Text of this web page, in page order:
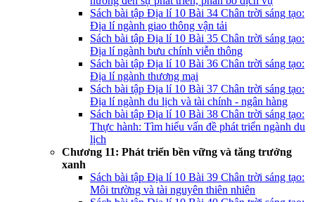
Sách bài tập Địa lí 10 Bài 34 Chân trời sáng tạo:
Địa lí ngành giao thông vận tải
Sách bài tập Địa lí 10 Bài 35 Chân trời sáng tạo:
Địa lí ngành bưu chính viễn thông
Sách bài tập Địa lí 10 Bài 36 Chân trời sáng tạo:
Địa lí ngành thương mại
Sách bài tập Địa lí 10 Bài 37 Chân trời sáng tạo:
Địa lí ngành du lịch và tài chính - ngân hàng
Sách bài tập Địa lí 10 Bài 38 Chân trời sáng tạo:
Thực hành: Tìm hiểu vấn đề phát triển ngành du
lịch
Chương 11: Phát triển bền vững và tăng trưởng
xanh
Sách bài tập Địa lí 10 Bài 39 Chân trời sáng tạo:
Môi trường và tài nguyên thiên nhiên